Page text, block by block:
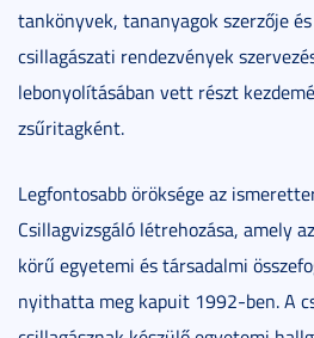
tankönyvek, tananyagok szerzője
csillagászati rendezvények
lebonyolításában vett részt
zsűritagként.
Legfontosabb öröksége az
Csillagvizsgáló létrehozása, amely
körű egyetemi és társadalmi
nyithatta meg kapuit 1992-ben. A